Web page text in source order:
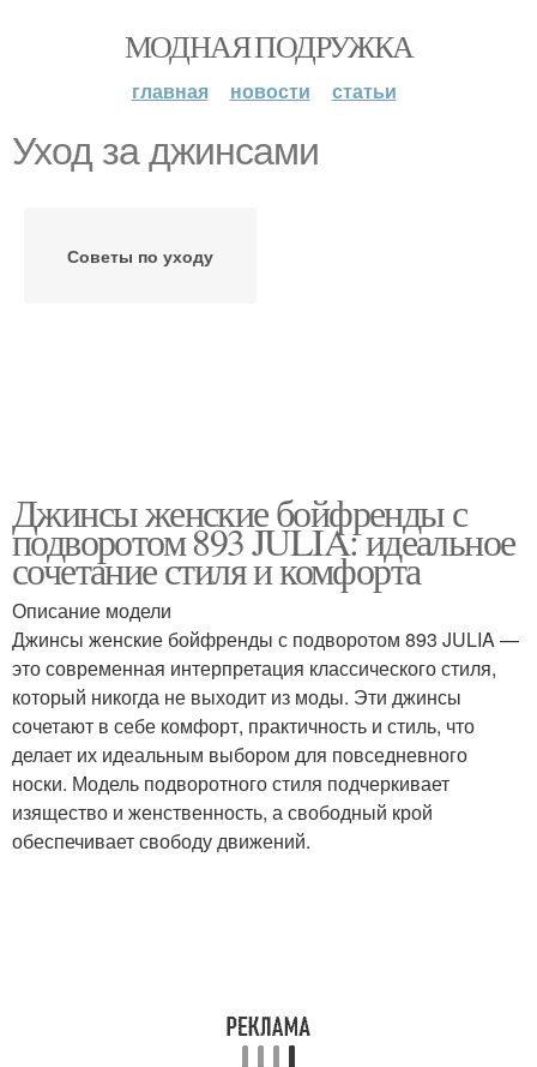
МОДНАЯ ПОДРУЖКА
главная новости статьи
Уход за джинсами
Советы по уходу
Джинсы женские бойфренды с
подворотом 893 JULIA: идеальное
сочетание стиля и комфорта
Описание модели
Джинсы женские бойфренды с подворотом 893 JULIA —
это современная интерпретация классического стиля,
который никогда не выходит из моды. Эти джинсы
сочетают в себе комфорт, практичность и стиль, что
делает их идеальным выбором для повседневного
носки. Модель подворотного стиля подчеркивает
изящество и женственность, а свободный крой
обеспечивает свободу движений.